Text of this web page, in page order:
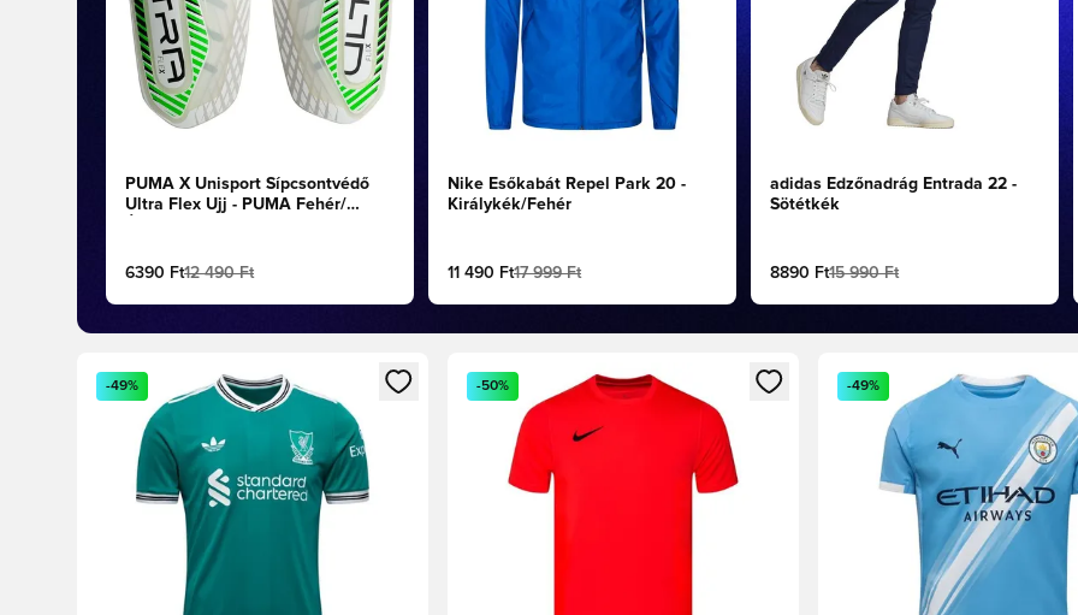
PUMA X Unisport Sípcsontvédő
Ultra Flex Ujj - PUMA Fehér/
6390 Ft12 490 Ft
Nike Esőkabát Repel Park 20 -
Királykék/Fehér
11 490 Ft17 999 Ft
adidas Edzőnadrág Entrada 22 -
Sötétkék
8890 Ft15 990 Ft
Megnyit egy modált a bejelentkezéshez vagy a tagként való regisztrációhoz
-49%
Megnyit egy modált a bejelentkezéshez vagy a tagként való
-50%
Megnyit egy modált a
-49%